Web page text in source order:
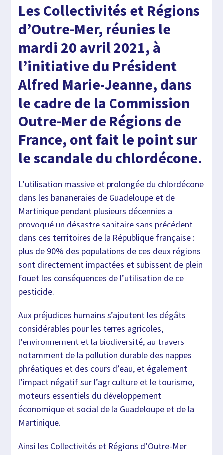
Les Collectivités et Régions
d’Outre-Mer, réunies le
mardi 20 avril 2021, à
l’initiative du Président
Alfred Marie-Jeanne, dans
le cadre de la Commission
Outre-Mer de Régions de
France, ont fait le point sur
le scandale du chlordécone.
L’utilisation massive et prolongée du chlordécone
dans les bananeraies de Guadeloupe et de
Martinique pendant plusieurs décennies a
provoqué un désastre sanitaire sans précédent
dans ces territoires de la République française :
plus de 90% des populations de ces deux régions
sont directement impactées et subissent de plein
fouet les conséquences de l’utilisation de ce
pesticide.
Aux préjudices humains s’ajoutent les dégâts
considérables pour les terres agricoles,
l’environnement et la biodiversité, au travers
notamment de la pollution durable des nappes
phréatiques et des cours d’eau, et également
l’impact négatif sur l’agriculture et le tourisme,
moteurs essentiels du développement
économique et social de la Guadeloupe et de la
Martinique.
Ainsi les Collectivités et Régions d’Outre-Mer